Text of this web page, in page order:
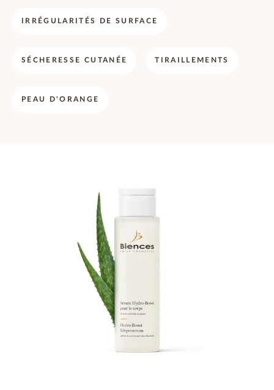
IRRÉGULARITÉS DE SURFACE
SÉCHERESSE CUTANÉE TIRAILLEMENTS
PEAU D'ORANGE